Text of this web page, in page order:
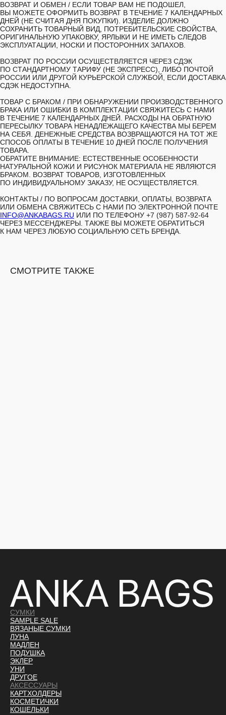
ВОЗВРАТ И ОБМЕН / ЕСЛИ ТОВАР ВАМ НЕ ПОДОШЕЛ,
ВЫ МОЖЕТЕ ОФОРМИТЬ ВОЗВРАТ В ТЕЧЕНИЕ 7 КАЛЕНДАРНЫХ
ДНЕЙ (НЕ СЧИТАЯ ДНЯ ПОКУПКИ). ИЗДЕЛИЕ ДОЛЖНО
СОХРАНИТЬ ТОВАРНЫЙ ВИД, ПОТРЕБИТЕЛЬСКИЕ СВОЙСТВА,
ОРИГИНАЛЬНУЮ УПАКОВКУ, ЯРЛЫКИ И НЕ ИМЕТЬ СЛЕДОВ
ЭКСПЛУАТАЦИИ, НОСКИ И ПОСТОРОННИХ ЗАПАХОВ.
ВОЗВРАТ ПО РОССИИ ОСУЩЕСТВЛЯЕТСЯ ЧЕРЕЗ СДЭК
ПО СТАНДАРТНОМУ ТАРИФУ (НЕ ЭКСПРЕСС), ЛИБО ПОЧТОЙ
РОССИИ ИЛИ ДРУГОЙ КУРЬЕРСКОЙ СЛУЖБОЙ, ЕСЛИ ДОСТАВКА
СДЭК НЕДОСТУПНА.
ТОВАР С БРАКОМ / ПРИ ОБНАРУЖЕНИИ ПРОИЗВОДСТВЕННОГО
БРАКА ИЛИ ОШИБКИ В КОМПЛЕКТАЦИИ СВЯЖИТЕСЬ С НАМИ
В ТЕЧЕНИЕ 7 КАЛЕНДАРНЫХ ДНЕЙ. РАСХОДЫ НА ОБРАТНУЮ
ПЕРЕСЫЛКУ ТОВАРА НЕНАДЛЕЖАЩЕГО КАЧЕСТВА МЫ БЕРЕМ
НА СЕБЯ. ДЕНЕЖНЫЕ СРЕДСТВА ВОЗВРАЩАЮТСЯ НА ТОТ ЖЕ
СПОСОБ ОПЛАТЫ В ТЕЧЕНИЕ 10 ДНЕЙ ПОСЛЕ ПОЛУЧЕНИЯ
ТОВАРА.
ОБРАТИТЕ ВНИМАНИЕ: ЕСТЕСТВЕННЫЕ ОСОБЕННОСТИ
НАТУРАЛЬНОЙ КОЖИ И РИСУНОК МАТЕРИАЛА НЕ ЯВЛЯЮТСЯ
БРАКОМ. ВОЗВРАТ ТОВАРОВ, ИЗГОТОВЛЕННЫХ
ПО ИНДИВИДУАЛЬНОМУ ЗАКАЗУ, НЕ ОСУЩЕСТВЛЯЕТСЯ.
КОНТАКТЫ / ПО ВОПРОСАМ ДОСТАВКИ, ОПЛАТЫ, ВОЗВРАТА
ИЛИ ОБМЕНА СВЯЖИТЕСЬ С НАМИ ПО ЭЛЕКТРОННОЙ ПОЧТЕ
INFO@ANKABAGS.RU ИЛИ ПО ТЕЛЕФОНУ +7 (987) 587-92-64
ЧЕРЕЗ МЕССЕНДЖЕРЫ. ТАКЖЕ ВЫ МОЖЕТЕ ОБРАТИТЬСЯ
К НАМ ЧЕРЕЗ ЛЮБУЮ СОЦИАЛЬНУЮ СЕТЬ БРЕНДА.
СМОТРИТЕ ТАКЖЕ
СУМКИ
SAMPLE SALE
ВЯЗАНЫЕ СУМКИ
ЛУНА
МАДЛЕН
ПОДУШКА
ЭКЛЕР
УНИ
ДРУГОЕ
АКСЕССУАРЫ
КАРТХОЛДЕРЫ
КОСМЕТИЧКИ
КОШЕЛЬКИ